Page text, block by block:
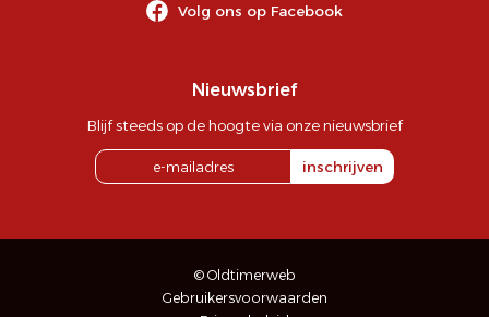
Volg ons op Facebook
Nieuwsbrief
Blijf steeds op de hoogte via onze nieuwsbrief
inschrijven
© Oldtimerweb
Gebruikersvoorwaarden